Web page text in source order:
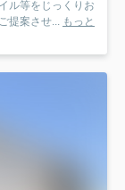
ル等をじっくりお
提案させ... もっと